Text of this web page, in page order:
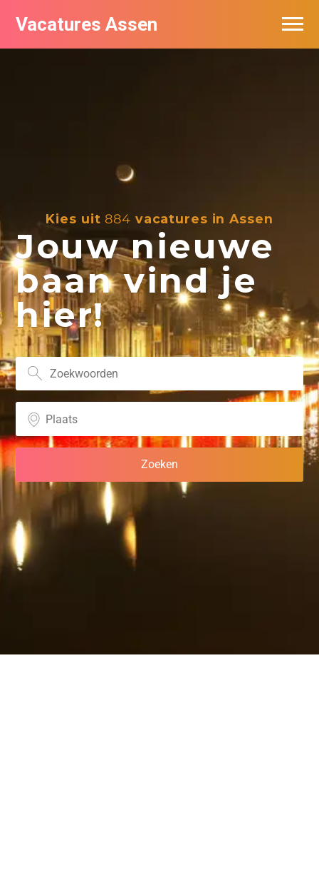
Vacatures Assen
Kies uit 884 vacatures in Assen
Jouw nieuwe
baan vind je
hier!
Vacatures per bedrijf